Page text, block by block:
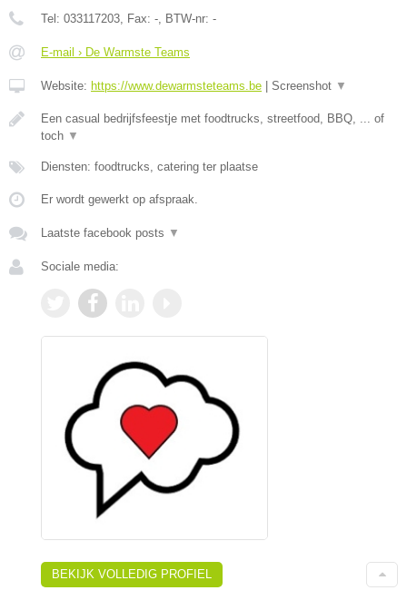
Tel: 033117203, Fax: -, BTW-nr: -
E-mail › De Warmste Teams
Website: https://www.dewarmsteteams.be Screenshot ▼
Een casual bedrijfsfeestje met foodtrucks, streetfood, BBQ, ... of
toch ▼
Diensten: foodtrucks, catering ter plaatse
Er wordt gewerkt op afspraak.
Laatste facebook posts ▼
Sociale media:
BEKIJK VOLLEDIG PROFIEL